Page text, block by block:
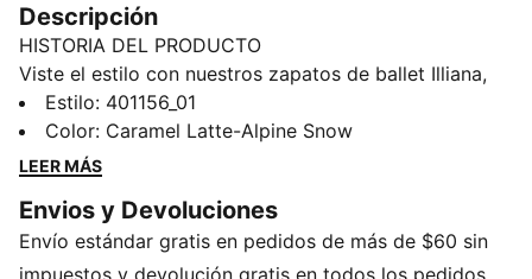
Descripción
HISTORIA DEL PRODUCTO
Viste el estilo con nuestros zapatos de ballet Illiana,
inspirados en los archivos de PUMA y actualizados
para ofrecer el máximo confort y ajuste. Cuentan con
una plantilla SoftFoam+ que te dan amortiguación
con un estampado inspirado en leopardos que le dan
un acento adicional.
CARACTERÍSTICAS Y BENEFICIOS
Estilo: 401156_01
Color: Caramel Latte-Alpine Snow
LEER MÁS
Envios y Devoluciones
Envío estándar gratis en pedidos de más de $60 sin
impuestos y devolución gratis en todos los pedidos